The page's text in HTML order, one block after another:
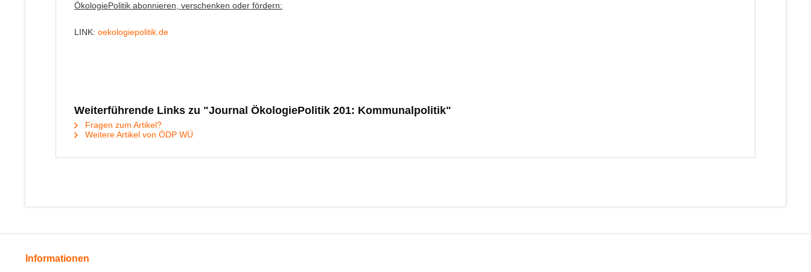
ÖkologiePolitik abonnieren, verschenken oder fördern:
LINK: oekologiepolitik.de
Weiterführende Links zu "Journal ÖkologiePolitik 201: Kommunalpolitik"
Fragen zum Artikel?
Weitere Artikel von ÖDP WÜ
Informationen